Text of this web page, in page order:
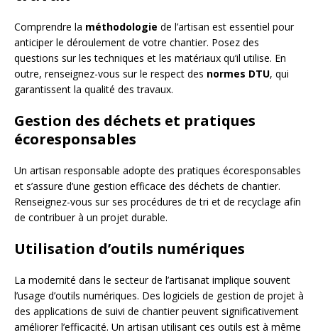
Comprendre la méthodologie de l’artisan est essentiel pour
anticiper le déroulement de votre chantier. Posez des
questions sur les techniques et les matériaux qu’il utilise. En
outre, renseignez-vous sur le respect des normes DTU, qui
garantissent la qualité des travaux.
Gestion des déchets et pratiques
écoresponsables
Un artisan responsable adopte des pratiques écoresponsables
et s’assure d’une gestion efficace des déchets de chantier.
Renseignez-vous sur ses procédures de tri et de recyclage afin
de contribuer à un projet durable.
Utilisation d’outils numériques
La modernité dans le secteur de l’artisanat implique souvent
l’usage d’outils numériques. Des logiciels de gestion de projet à
des applications de suivi de chantier peuvent significativement
améliorer l’efficacité. Un artisan utilisant ces outils est à même